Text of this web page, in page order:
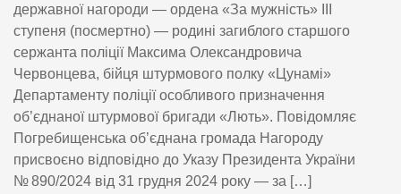
державної нагороди — ордена «За мужність» ІІІ
ступеня (посмертно) — родині загиблого старшого
сержанта поліції Максима Олександровича
Червонцева, бійця штурмового полку «Цунамі»
Департаменту поліції особливого призначення
об’єднаної штурмової бригади «Лють». Повідомляє
Погребищенська об’єднана громада Нагороду
присвоєно відповідно до Указу Президента України
№ 890/2024 від 31 грудня 2024 року — за […]